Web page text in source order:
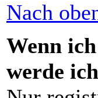
Nach
Wenn
werde